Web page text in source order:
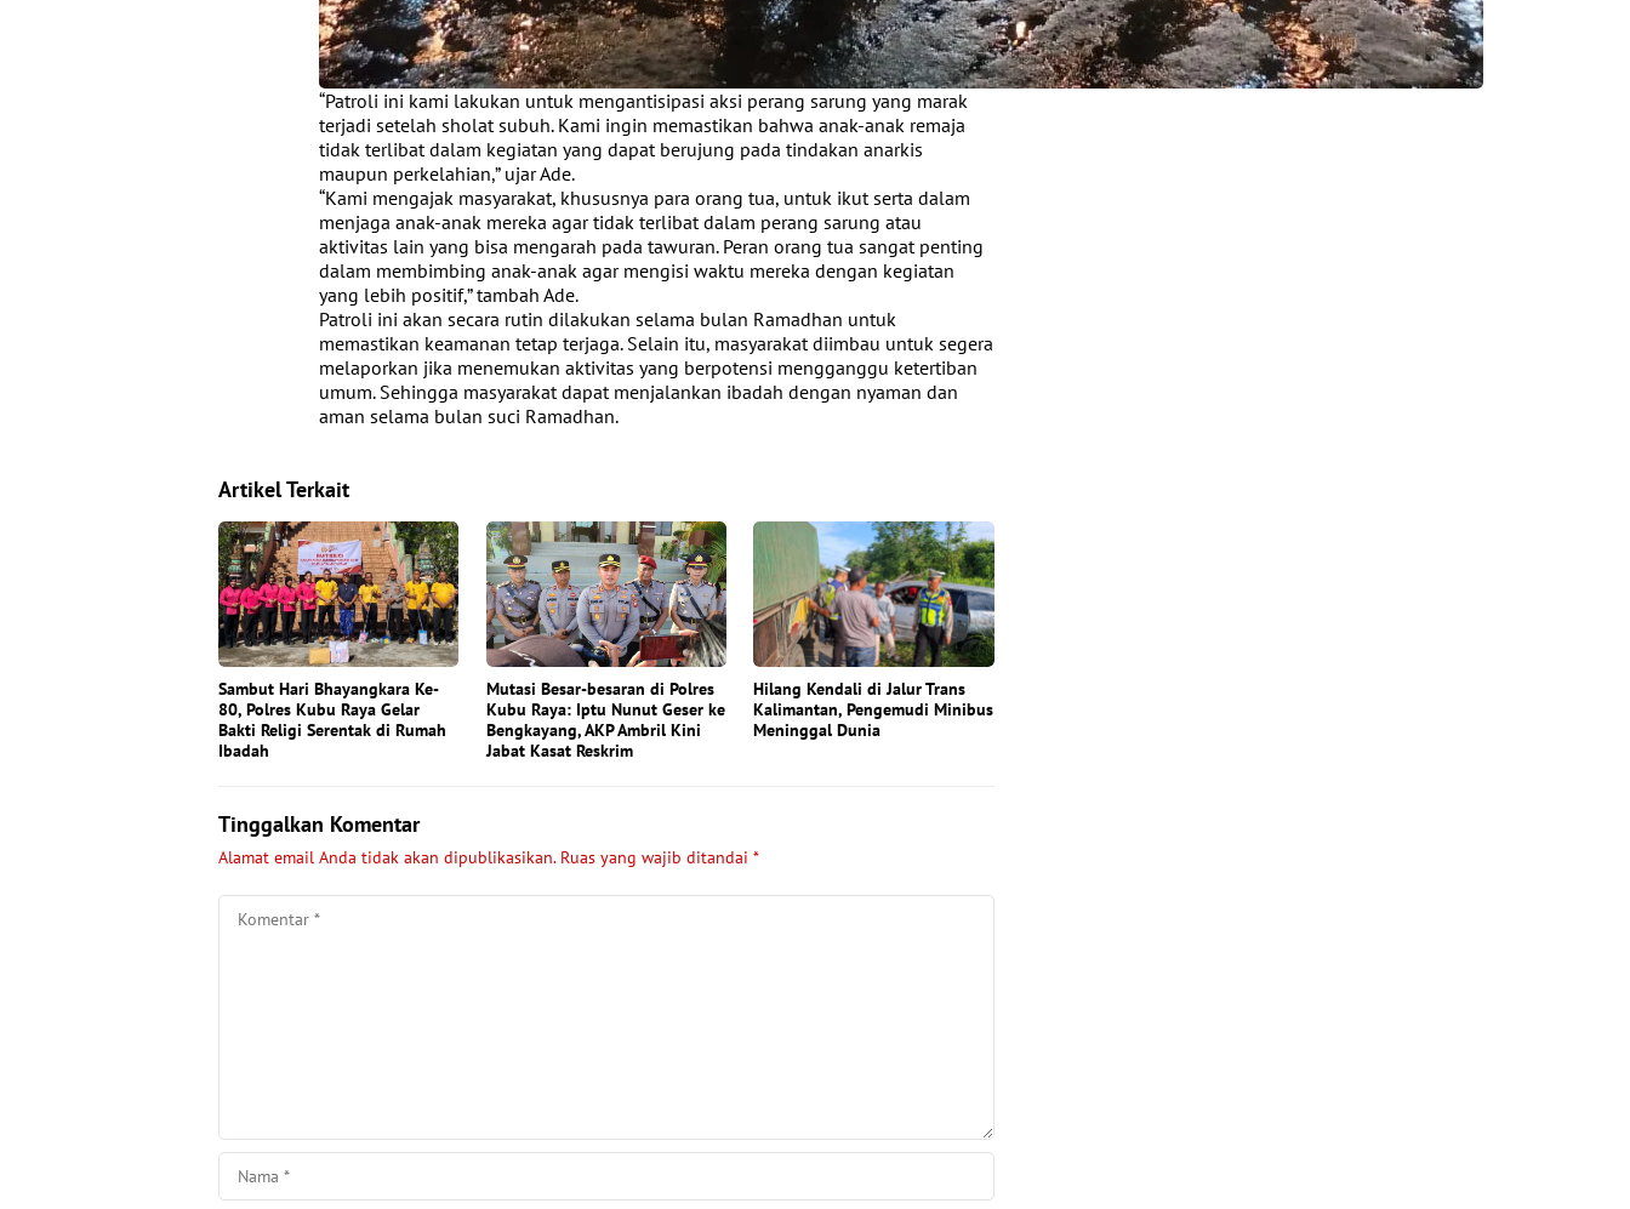
“Patroli ini kami lakukan untuk mengantisipasi aksi perang sarung yang marak
terjadi setelah sholat subuh. Kami ingin memastikan bahwa anak-anak remaja
tidak terlibat dalam kegiatan yang dapat berujung pada tindakan anarkis
maupun perkelahian,” ujar Ade.
“Kami mengajak masyarakat, khususnya para orang tua, untuk ikut serta dalam
menjaga anak-anak mereka agar tidak terlibat dalam perang sarung atau
aktivitas lain yang bisa mengarah pada tawuran. Peran orang tua sangat penting
dalam membimbing anak-anak agar mengisi waktu mereka dengan kegiatan
yang lebih positif,” tambah Ade.
Patroli ini akan secara rutin dilakukan selama bulan Ramadhan untuk
memastikan keamanan tetap terjaga. Selain itu, masyarakat diimbau untuk segera
melaporkan jika menemukan aktivitas yang berpotensi mengganggu ketertiban
umum. Sehingga masyarakat dapat menjalankan ibadah dengan nyaman dan
aman selama bulan suci Ramadhan.
Artikel Terkait
Sambut Hari Bhayangkara Ke-
80, Polres Kubu Raya Gelar
Bakti Religi Serentak di Rumah
Ibadah
Mutasi Besar-besaran di Polres
Kubu Raya: Iptu Nunut Geser ke
Bengkayang, AKP Ambril Kini
Jabat Kasat Reskrim
Hilang Kendali di Jalur Trans
Kalimantan, Pengemudi Minibus
Meninggal Dunia
Tinggalkan Komentar
Alamat email Anda tidak akan dipublikasikan. Ruas yang wajib ditandai *